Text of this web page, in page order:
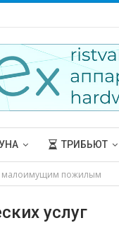
ТРИБЬЮТ
малоимущим пожилым
услуг